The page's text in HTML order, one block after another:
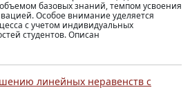
базовых знаний, темпом усвоения
Особое внимание уделяется
с учетом индивидуальных
студентов. Описан
линейных неравенств c